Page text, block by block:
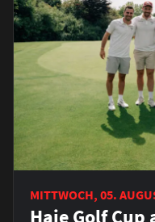
MITTWOCH, 05.
Haie Golf Cup